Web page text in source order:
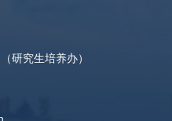
研究生培养办）